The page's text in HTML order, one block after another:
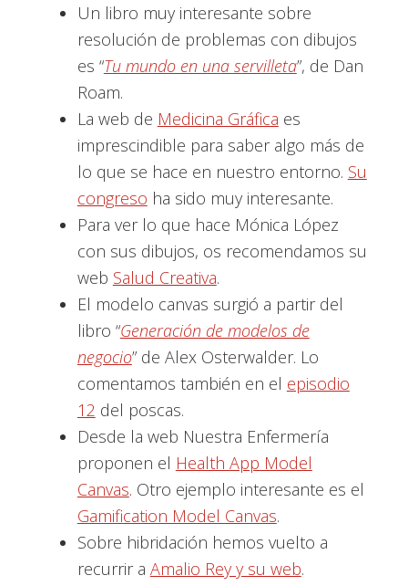
Un libro muy interesante sobre
resolución de problemas con dibujos
es “Tu mundo en una servilleta”, de Dan
Roam.
La web de Medicina Gráfica es
imprescindible para saber algo más de
lo que se hace en nuestro entorno. Su
congreso ha sido muy interesante.
Para ver lo que hace Mónica López
con sus dibujos, os recomendamos su
web Salud Creativa.
El modelo canvas surgió a partir del
libro “Generación de modelos de
negocio” de Alex Osterwalder. Lo
comentamos también en el episodio
12 del poscas.
Desde la web Nuestra Enfermería
proponen el Health App Model
Canvas. Otro ejemplo interesante es el
Gamification Model Canvas.
Sobre hibridación hemos vuelto a
recurrir a Amalio Rey y su web.